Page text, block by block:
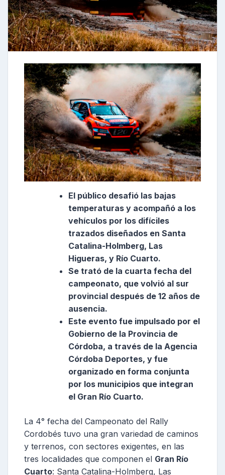
El público desafió las bajas
temperaturas y acompañó a los
vehículos por los difíciles
trazados diseñados en Santa
Catalina-Holmberg, Las
Higueras, y Río Cuarto.
Se trató de la cuarta fecha del
campeonato, que volvió al sur
provincial después de 12 años de
ausencia.
Este evento fue impulsado por el
Gobierno de la Provincia de
Córdoba, a través de la Agencia
Córdoba Deportes, y fue
organizado en forma conjunta
por los municipios que integran
el Gran Río Cuarto.
La 4° fecha del Campeonato del Rally
Cordobés tuvo una gran variedad de caminos
y terrenos, con sectores exigentes, en las
tres localidades que componen el Gran Río
Cuarto: Santa Catalina-Holmberg, Las